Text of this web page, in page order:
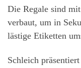
Die Regale sind
verbaut, um in
lästige Etiketten
Schleich